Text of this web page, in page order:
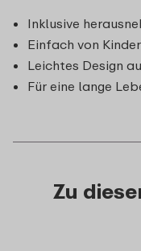
Inklusive
Einfach von
Leichtes Design
Für eine lange
Zu